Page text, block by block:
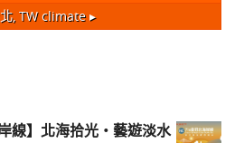
, TWclimate ▸
線】北海拾光・藝遊淡水